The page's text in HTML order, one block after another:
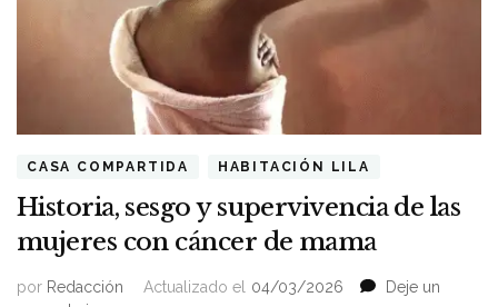
CASA COMPARTIDA HABITACIÓN LILA
Historia, sesgo y supervivencia de las
mujeres con cáncer de mama
por Redacción Actualizado el 04/03/2026
Deje un